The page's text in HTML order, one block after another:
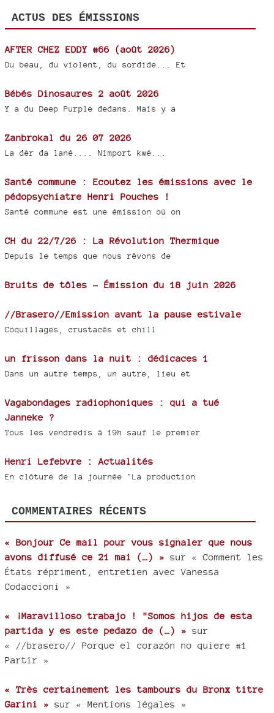
ACTUS DES ÉMISSIONS
AFTER CHEZ EDDY #66 (août 2026)
Du beau, du violent, du sordide... Et
Bébés Dinosaures 2 août 2026
Y a du Deep Purple dedans. Mais y a
Zanbrokal du 26 07 2026
La dèr da lané.... Nimport kwé...
Santé commune : Ecoutez les émissions avec le
pédopsychiatre Henri Pouches !
Santé commune est une émission où on
CH du 22/7/26 : La Révolution Thermique
Depuis le temps que nous rêvons de
Bruits de tôles - Émission du 18 juin 2026
//Brasero//Emission avant la pause estivale
Coquillages, crustacés et chill
un frisson dans la nuit : dédicaces 1
Dans un autre temps, un autre, lieu et
Vagabondages radiophoniques : qui a tué
Janneke ?
Tous les vendredis à 19h sauf le premier
Henri Lefebvre : Actualités
En clôture de la journée "La production
COMMENTAIRES RÉCENTS
« Bonjour Ce mail pour vous signaler que nous
avons diffusé ce 21 mai (…) » sur « Comment les
États répriment, entretien avec Vanessa
Codaccioni »
« ¡Maravilloso trabajo ! "Somos hijos de esta
partida y es este pedazo de (…) » sur
« //brasero// Porque el corazón no quiere #1
Partir »
« Très certainement les tambours du Bronx titre
Garini » sur « Mentions légales »